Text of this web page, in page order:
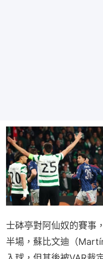
士砵亭對阿仙奴的賽事
半場，蘇比文迪（